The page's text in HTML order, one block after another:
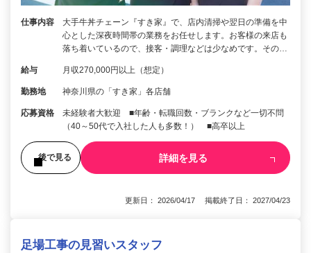
仕事内容
大手牛丼チェーン『すき家』で、店内清掃や翌日の準備を中
心とした深夜時間帯の業務をお任せします。お客様の来店も
落ち着いているので、接客・調理などは少なめです。その…
給与 月収270,000円以上（想定）
勤務地 神奈川県の「すき家」各店舗
応募資格
未経験者大歓迎 ■年齢・転職回数・ブランクなど一切不問
（40～50代で入社した人も多数！） ■高卒以上
後で見る 詳細を見る
更新日： 2026/04/17 掲載終了日： 2027/04/23
足場工事の見習いスタッフ